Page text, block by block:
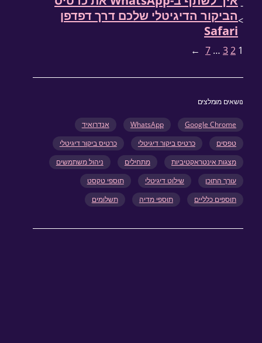
הדיגיטלי שלכם דרך דפדפן
→
Google
WhatsApp
אנדרואיד
כרטיס ביקור דיגיטלי
כרטיס ביקור דיגיטלי
אינטראקטיביות
מתחילים
ניהול משתמשים
שילוט דיגיטלי
תוספי טקסט
כלליים
תוספי מדיה תשלומים